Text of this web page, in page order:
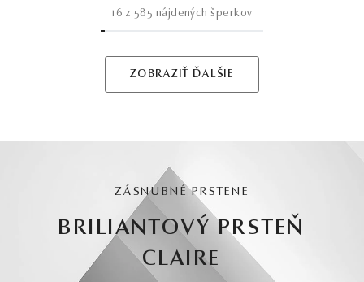
16 z 585 nájdených šperkov
ZOBRAZIŤ ĎALŠIE
ZÁSNUBNÉ PRSTENE
BRILIANTOVÝ PRSTEŇ
CLAIRE